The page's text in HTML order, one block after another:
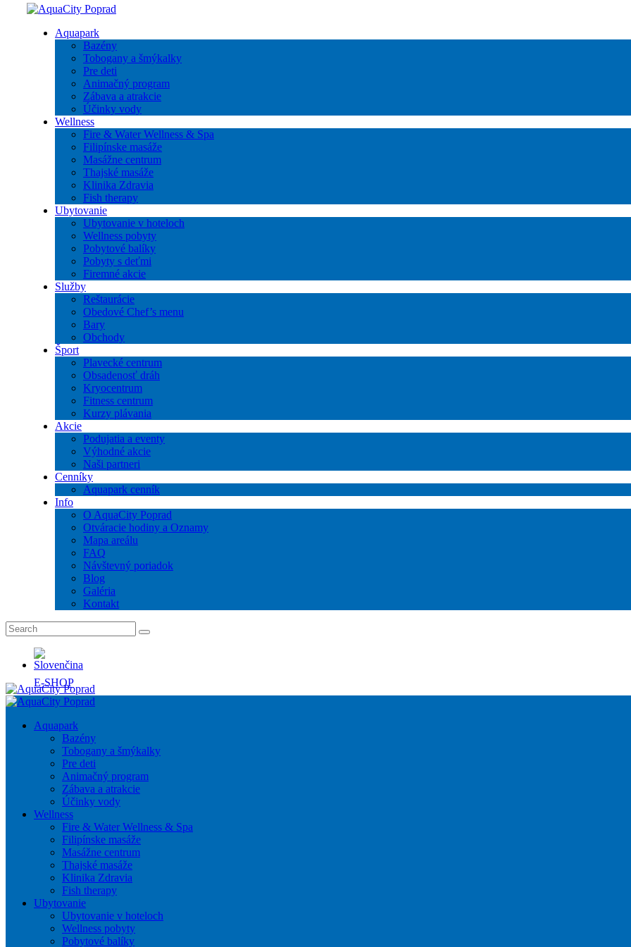
Aquapark
Bazény
Tobogany a šmýkalky
Pre deti
Animačný program
Zábava a atrakcie
Účinky vody
Wellness
Fire & Water Wellness & Spa
Filipínske masáže
Masážne centrum
Thajské masáže
Klinika Zdravia
Fish therapy
Ubytovanie
Ubytovanie v hoteloch
Wellness pobyty
Pobytové balíky
Pobyty s deťmi
Firemné akcie
Služby
Reštaurácie
Obedové Chef’s menu
Bary
Obchody
Šport
Plavecké centrum
Obsadenosť dráh
Kryocentrum
Fitness centrum
Kurzy plávania
Akcie
Podujatia a eventy
Výhodné akcie
Naši partneri
Cenníky
Aquapark cenník
Info
O AquaCity Poprad
Otváracie hodiny a Oznamy
Mapa areálu
FAQ
Návštevný poriadok
Blog
Galéria
Kontakt
E-SHOP
Aquapark
Bazény
Tobogany a šmýkalky
Pre deti
Animačný program
Zábava a atrakcie
Účinky vody
Wellness
Fire & Water Wellness & Spa
Filipínske masáže
Masážne centrum
Thajské masáže
Klinika Zdravia
Fish therapy
Ubytovanie
Ubytovanie v hoteloch
Wellness pobyty
Pobytové balíky